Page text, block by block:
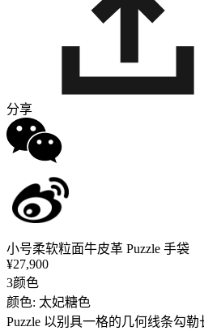
分享
小号柔软粒面牛皮革 Puzzle 手袋
¥27,900
3颜色
颜色: 太妃糖色
Puzzle 以别具一格的几何线条勾